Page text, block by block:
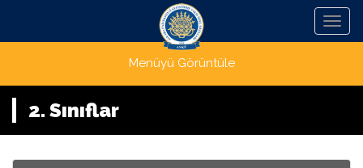
Menü
Menüyü Görüntüle
2. Sınıflar